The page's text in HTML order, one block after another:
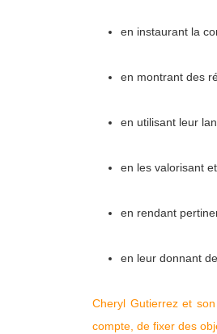
en instaurant la
en montrant des
en utilisant leur
en les valorisant
en rendant
en leur donnant
Cheryl Gutierrez et
compte, de fixer des